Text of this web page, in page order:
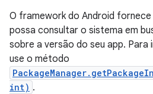
O framework do Android fornece
possa consultar o sistema em
sobre a versão do seu app.
use o método
int) .